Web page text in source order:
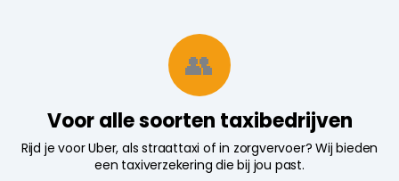
👥
Voor alle soorten taxibedrijven
Rijd je voor Uber, als straattaxi of in zorgvervoer? Wij bieden
een taxiverzekering die bij jou past.